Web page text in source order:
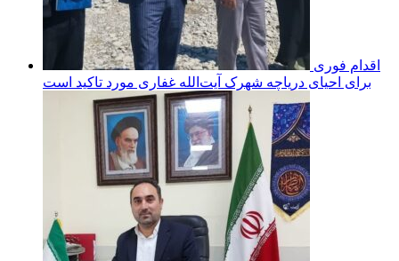
برای احیای دریاچه شهرک آیت‌الله غفاری مورد تاکید است